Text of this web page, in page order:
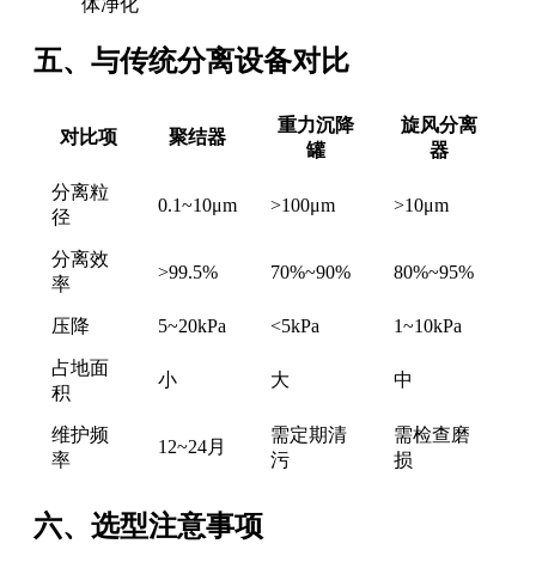
体净化
五、与传统分离设备对比
对比项 聚结器
重力沉降
罐
旋风分离
器
分离粒
径
0.1~10μm >100μm >10μm
分离效
率
>99.5% 70%~90% 80%~95%
压降 5~20kPa <5kPa 1~10kPa
占地面
积
小 大 中
维护频
率
12~24月
需定期清
污
需检查磨
损
六、选型注意事项